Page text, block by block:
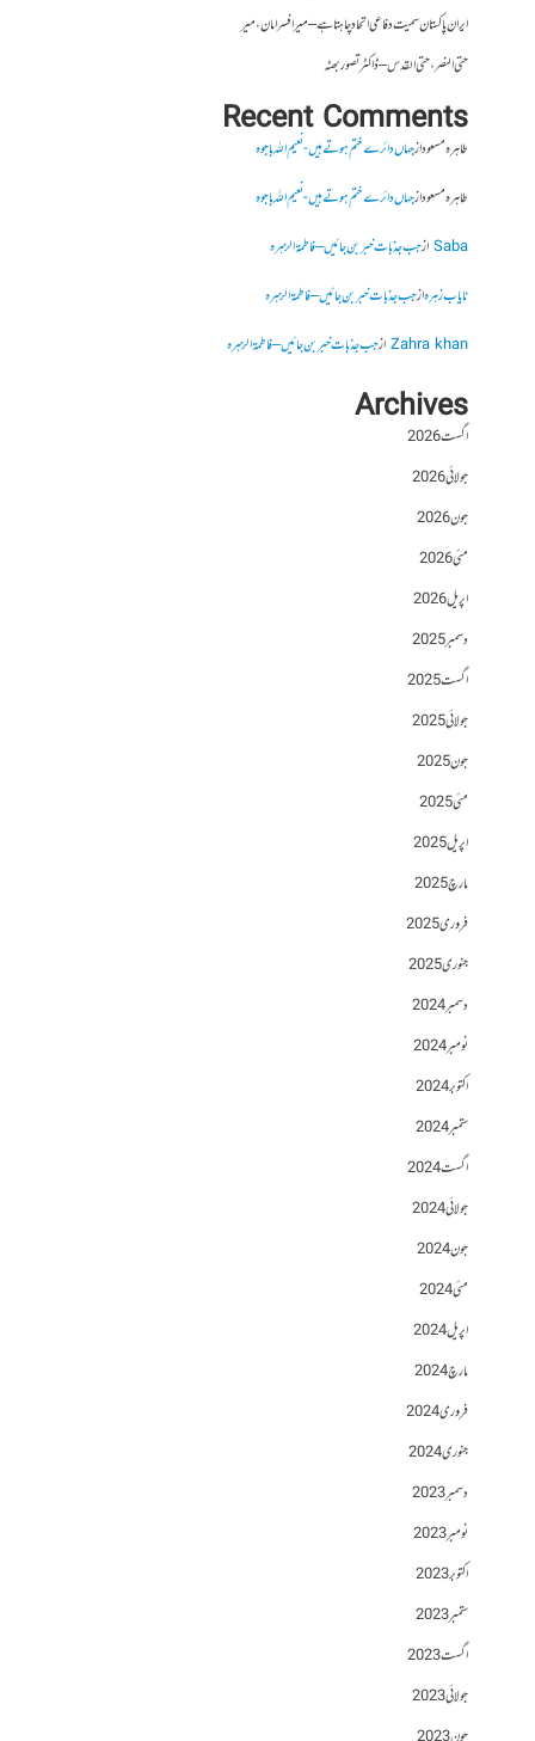
ایران پاکستان سمیت دفاعی اتحاد چاہتا ہے – میر افسر امان،میر
حتی النصر ، حتی القدس – ڈاکٹر تصور بھٹہ
Recent Comments
طاہرہ مسعودازجہاں دائرے ختم ہوتے ہیں- نعیم اللہ باجوہ
طاہرہ مسعودازجہاں دائرے ختم ہوتے ہیں- نعیم اللہ باجوہ
Sabaازجب جذبات خبر بن جائیں – فاطمۃالزہرہ
نایاب زہرہازجب جذبات خبر بن جائیں – فاطمۃالزہرہ
Zahra khanازجب جذبات خبر بن جائیں – فاطمۃالزہرہ
Archives
اگست 2026
جولائی 2026
جون 2026
مئی 2026
اپریل 2026
دسمبر 2025
اگست 2025
جولائی 2025
جون 2025
مئی 2025
اپریل 2025
مارچ 2025
فروری 2025
جنوری 2025
دسمبر 2024
نومبر 2024
اکتوبر 2024
ستمبر 2024
اگست 2024
جولائی 2024
جون 2024
مئی 2024
اپریل 2024
مارچ 2024
فروری 2024
جنوری 2024
دسمبر 2023
نومبر 2023
اکتوبر 2023
ستمبر 2023
اگست 2023
جولائی 2023